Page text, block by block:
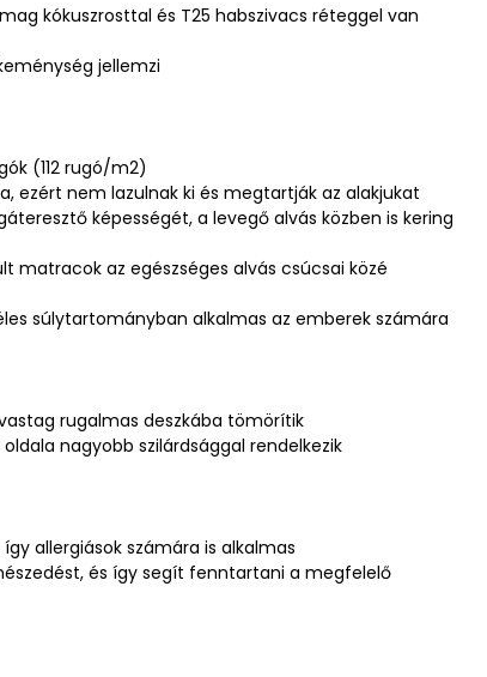
kókuszrosttal és T25 habszivacs réteggel van
jellemzi
(112 rugó/m2)
ezért nem lazulnak ki és megtartják az alakjukat
képességét, a levegő alvás közben is kering
matracok az egészséges alvás csúcsai közé
súlytartományban alkalmas az emberek számára
rugalmas deszkába tömörítik
nagyobb szilárdsággal rendelkezik
allergiások számára is alkalmas
és így segít fenntartani a megfelelő